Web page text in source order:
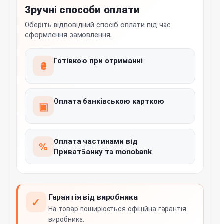
Зручні способи оплати
Оберіть відповідний спосіб оплати під час
оформлення замовлення.
₴ Готівкою при отриманні
▣ Оплата банківською карткою
% Оплата частинами від
ПриватБанку та monobank
✓ Гарантія від виробника
На товар поширюється офіційна гарантія
виробника.